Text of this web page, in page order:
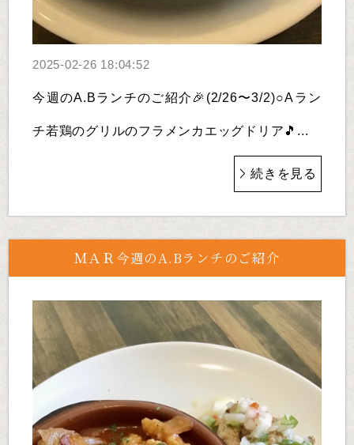
2025-02-26 18:04:52
今週のA.Bランチのご紹介🎉(2/26〜3/2)○Aラン
チ若鶏のグリルのフラメンカエッグドリア🎵...
続きを見る
ＭＡＲ今週のA.Bランチのご紹介